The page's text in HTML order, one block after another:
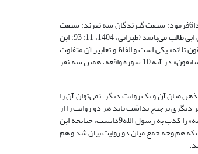
روایت دیگری در کتب حدیثی اهل سنت وجود داردکه مضمون حدیث «الصدیقون ثلاثة» را تایید می‌نماید. در آن روایت رسول خدا6فرمود: سبقت گیرندگان سه نفرند: سبقت
گیرنده به سوی موسی یوشع بن نون است، سبقت گیرنده به سوی عیسی مومن آل یاسین است و سبقت گیرنده به سوی محمد6 علی بن ابی طالب می‌باشد (طبرانی، 1404، 11: 93؛ ابن
ثلاثة» یکی است و الفاظ و تعابیر آن متفاوت
می‌باشد و این برتری امام علی7بر دیگر صحابه را می‌رساند. ابن عباس2نیز بر اساس همین روایت بیان نموده که مراد از آیه «السابقون السابقون» در آیه 10 سوره واقعه، همین سه نفر
میان آن و یک روایت دیگر، نمی‌توان آن را
ترجیح نداشت باید هر دو روایت را از
حجیت انداخت و علم آن را به خدا و رسول واگذار نمود. حتی اگر مرجحات روایت ابوهریره بیشتر باشد باز نمی‌توان حدیث «الصدیقون ثلاثة» را کذب به رسول الله9دانست، چنانچه ابن
این در حالی است که هم وجه جمع میان دو روایت بیان شد و هم